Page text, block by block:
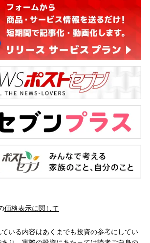
価格表示に関して
いる内容はあくまでも投資の参考にしてい